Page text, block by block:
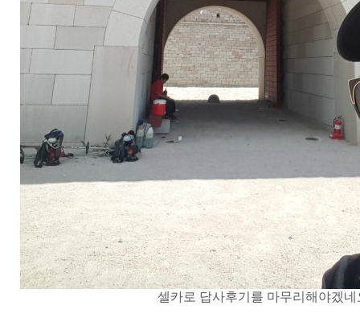
셀카로 답사후기를 마무리해야겠네